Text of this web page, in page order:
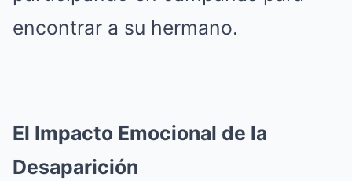
encontrar a su hermano.
El Impacto Emocional de la
Desaparición